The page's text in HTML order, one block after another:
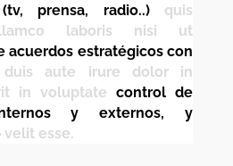
prensa, radio..)
quis
laboris nisi ut
acuerdos estratégicos con
duis aute irure dolor in
in voluptate control de
y externos, y
velit esse.